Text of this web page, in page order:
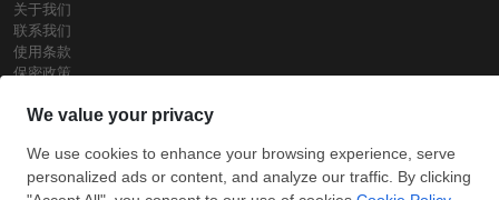
关于我们
联系我们
使用条款
保密政策
铁价格
每日废钢价格
盘条价格
保留所有权利